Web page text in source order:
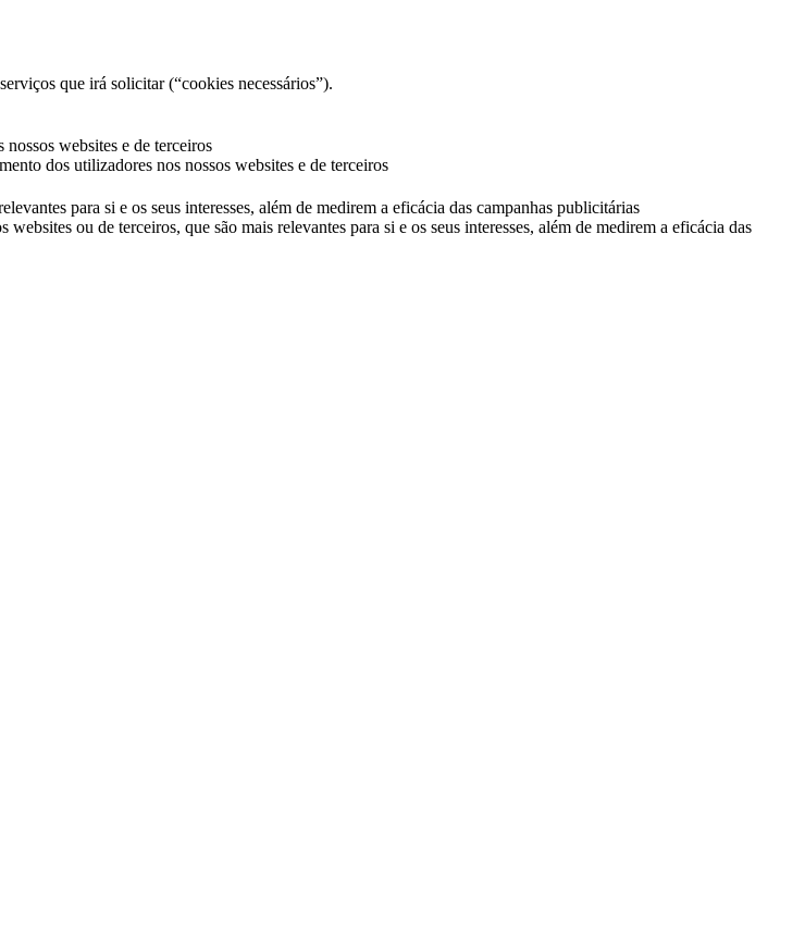
que irá solicitar (“cookies necessários”).
websites e de terceiros
dos utilizadores nos nossos websites e de terceiros
para si e os seus interesses, além de medirem a eficácia das campanhas publicitárias
ou de terceiros, que são mais relevantes para si e os seus interesses, além de medirem a eficácia das